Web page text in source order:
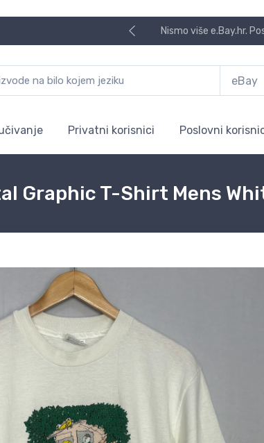
Nismo više e.Bay.hr.
Privatni korisnici Poslovni
Graphic T-Shirt Mens